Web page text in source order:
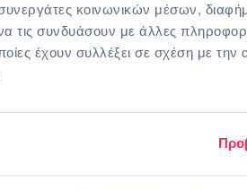
κοινωνικών μέσων,
τις συνδυάσουν με άλλες
έχουν συλλέξει σε σχέση με
Developers:Dayγια να έρθετε
καινοτόμα έργασας και να
στον